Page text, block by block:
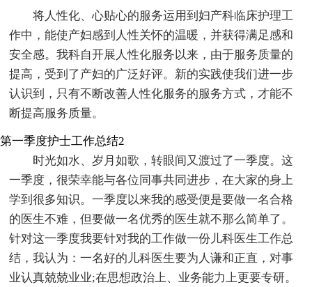
将人性化、心贴心的服务运用到妇产科临床护理工
作中，能使产妇感到人性关怀的温暖，并获得满足感和
安全感。我科自开展人性化服务以来，由于服务质量的
提高，受到了产妇的广泛好评。新的实践使我们进一步
认识到，只有不断改善人性化服务的服务方式，才能不
断提高服务质量。
第一季度护士工作总结2
时光如水、岁月如歌，转眼间又渡过了一季度。这
一季度，很荣幸能与各位同事共同进步，在大家的身上
学到很多知识。一季度以来我的感受便是要做一名合格
的医生不难，但要做一名优秀的医生就不那么简单了。
针对这一季度我要针对我的工作做一份儿科医生工作总
结，我认为：一名好的儿科医生要为人谦和正直，对事
业认真兢兢业业;在思想政治上、业务能力上更要专研。